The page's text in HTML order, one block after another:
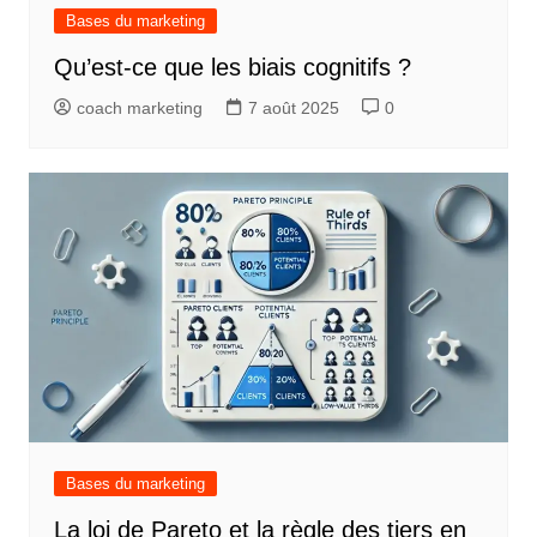
Bases du marketing
Qu’est-ce que les biais cognitifs ?
coach marketing 7 août 2025 0
Bases du marketing
La loi de Pareto et la règle des tiers en